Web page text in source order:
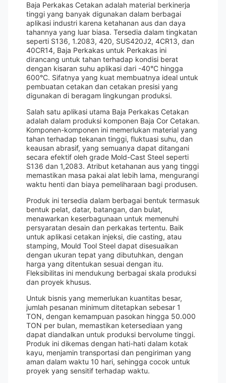
Baja Perkakas Cetakan adalah material berkinerja
tinggi yang banyak digunakan dalam berbagai
aplikasi industri karena ketahanan aus dan daya
tahannya yang luar biasa. Tersedia dalam tingkatan
seperti S136, 1.2083, 420, SUS420J2, 4CR13, dan
40CR14, Baja Perkakas untuk Perkakas ini
dirancang untuk tahan terhadap kondisi berat
dengan kisaran suhu aplikasi dari -40°C hingga
600°C. Sifatnya yang kuat membuatnya ideal untuk
pembuatan cetakan dan cetakan presisi yang
digunakan di beragam lingkungan produksi.
Salah satu aplikasi utama Baja Perkakas Cetakan
adalah dalam produksi komponen Baja Cor Cetakan.
Komponen-komponen ini memerlukan material yang
tahan terhadap tekanan tinggi, fluktuasi suhu, dan
keausan abrasif, yang semuanya dapat ditangani
secara efektif oleh grade Mold-Cast Steel seperti
S136 dan 1,2083. Atribut ketahanan aus yang tinggi
memastikan masa pakai alat lebih lama, mengurangi
waktu henti dan biaya pemeliharaan bagi produsen.
Produk ini tersedia dalam berbagai bentuk termasuk
bentuk pelat, datar, batangan, dan bulat,
menawarkan keserbagunaan untuk memenuhi
persyaratan desain dan perkakas tertentu. Baik
untuk aplikasi cetakan injeksi, die casting, atau
stamping, Mould Tool Steel dapat disesuaikan
dengan ukuran tepat yang dibutuhkan, dengan
harga yang ditentukan sesuai dengan itu.
Fleksibilitas ini mendukung berbagai skala produksi
dan proyek khusus.
Untuk bisnis yang memerlukan kuantitas besar,
jumlah pesanan minimum ditetapkan sebesar 1
TON, dengan kemampuan pasokan hingga 50.000
TON per bulan, memastikan ketersediaan yang
dapat diandalkan untuk produksi bervolume tinggi.
Produk ini dikemas dengan hati-hati dalam kotak
kayu, menjamin transportasi dan pengiriman yang
aman dalam waktu 10 hari, sehingga cocok untuk
proyek yang sensitif terhadap waktu.